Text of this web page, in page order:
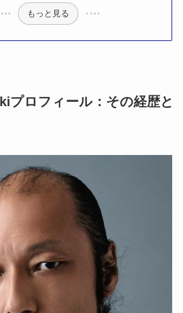
もっと見る
プロフィール：その経歴と